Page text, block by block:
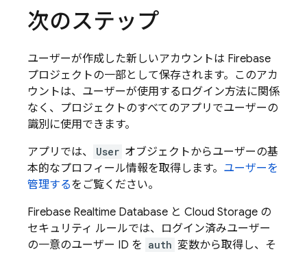
次のステップ
ユーザーが作成した新しいアカウントは Firebase
プロジェクトの一部として保存されます。このアカ
ウントは、ユーザーが使用するログイン方法に関係
なく、プロジェクトのすべてのアプリでユーザーの
識別に使用できます。
アプリでは、
User オブジェクトからユーザーの基
本的なプロフィール情報を取得します。 ユーザーを
管理するをご覧ください。
Firebase Realtime Database と Cloud Storage の
セキュリティ ルールでは、ログイン済みユーザー
の一意のユーザー ID を auth 変数から取得し、そ